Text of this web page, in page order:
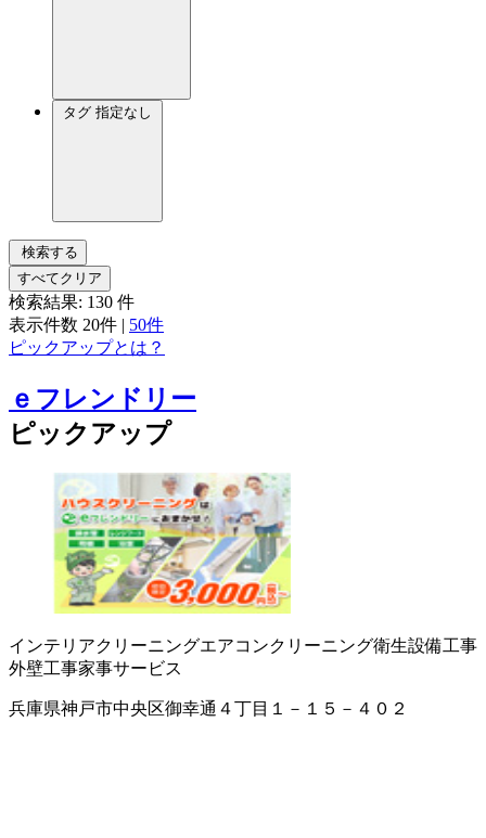
タグ 指定なし
検索する
すべてクリア
検索結果: 130 件
表示件数 20件 | 50件
ピックアップとは？
ｅフレンドリー
ピックアップ
インテリアクリーニングエアコンクリーニング衛生設備工事
外壁工事家事サービス
兵庫県神戸市中央区御幸通４丁目１－１５－４０２